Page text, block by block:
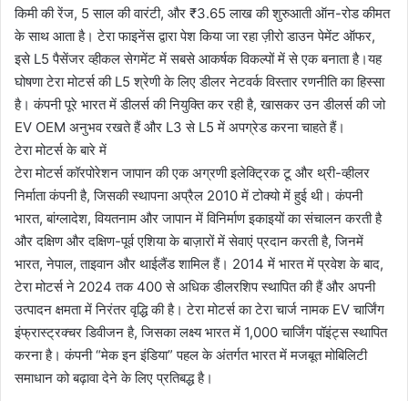
किमी की रेंज, 5 साल की वारंटी, और ₹3.65 लाख की शुरुआती ऑन-रोड कीमत
के साथ आता है। टेरा फाइनेंस द्वारा पेश किया जा रहा ज़ीरो डाउन पेमेंट ऑफर,
इसे L5 पैसेंजर व्हीकल सेगमेंट में सबसे आकर्षक विकल्पों में से एक बनाता है।यह
घोषणा टेरा मोटर्स की L5 श्रेणी के लिए डीलर नेटवर्क विस्तार रणनीति का हिस्सा
है। कंपनी पूरे भारत में डीलर्स की नियुक्ति कर रही है, खासकर उन डीलर्स की जो
EV OEM अनुभव रखते हैं और L3 से L5 में अपग्रेड करना चाहते हैं।
टेरा मोटर्स के बारे में
टेरा मोटर्स कॉरपोरेशन जापान की एक अग्रणी इलेक्ट्रिक टू और थ्री-व्हीलर
निर्माता कंपनी है, जिसकी स्थापना अप्रैल 2010 में टोक्यो में हुई थी। कंपनी
भारत, बांग्लादेश, वियतनाम और जापान में विनिर्माण इकाइयों का संचालन करती है
और दक्षिण और दक्षिण-पूर्व एशिया के बाज़ारों में सेवाएं प्रदान करती है, जिनमें
भारत, नेपाल, ताइवान और थाईलैंड शामिल हैं। 2014 में भारत में प्रवेश के बाद,
टेरा मोटर्स ने 2024 तक 400 से अधिक डीलरशिप स्थापित की हैं और अपनी
उत्पादन क्षमता में निरंतर वृद्धि की है। टेरा मोटर्स का टेरा चार्ज नामक EV चार्जिंग
इंफ्रास्ट्रक्चर डिवीजन है, जिसका लक्ष्य भारत में 1,000 चार्जिंग पॉइंट्स स्थापित
करना है। कंपनी “मेक इन इंडिया” पहल के अंतर्गत भारत में मजबूत मोबिलिटी
समाधान को बढ़ावा देने के लिए प्रतिबद्ध है।